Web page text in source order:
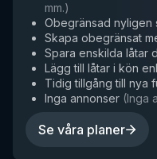
mm.)
Obegränsad nyligen
Skapa obegränsat
Spara enskilda låtar
Lägg till låtar i kön
Tidig tillgång till nya
Inga annonser (Inga
Se våra planer